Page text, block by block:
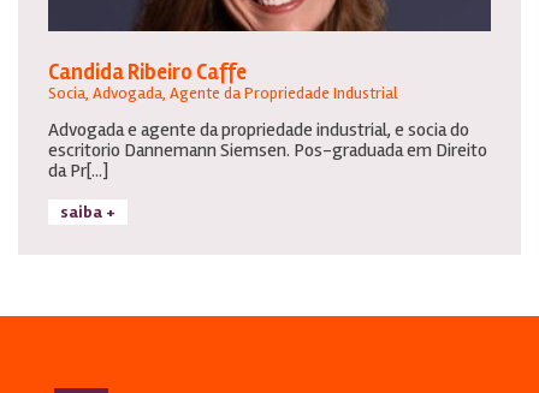
Candida Ribeiro Caffe
Socia, Advogada, Agente da Propriedade Industrial
Advogada e agente da propriedade industrial, e socia do
escritorio Dannemann Siemsen. Pos-graduada em Direito
da Pr[...]
saiba +